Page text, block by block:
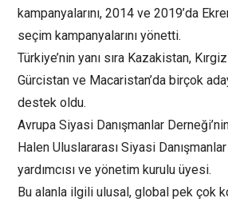
kampanyalarını, 2014 ve 2019’da
seçim kampanyalarını yönetti.
Türkiye’nin yanı sıra Kazakistan,
Gürcistan ve Macaristan’da birçok
destek oldu.
Avrupa Siyasi Danışmanlar Derneği’nin
Halen Uluslararası Siyasi
yardımcısı ve yönetim kurulu üyesi.
Bu alanla ilgili ulusal, global pek çok